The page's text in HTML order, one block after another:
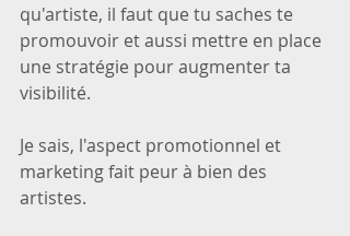
qu'artiste, il faut que tu saches te
promouvoir et aussi mettre en place
une stratégie pour augmenter ta
visibilité.
Je sais, l'aspect promotionnel et
marketing fait peur à bien des
artistes.